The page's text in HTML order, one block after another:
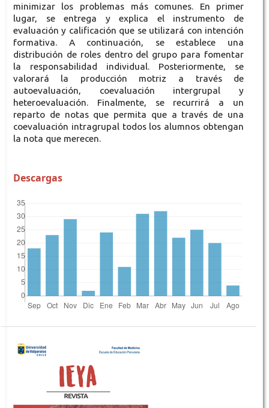
minimizar los problemas más comunes. En primer
lugar, se entrega y explica el instrumento de
evaluación y calificación que se utilizará con intención
formativa. A continuación, se establece una
distribución de roles dentro del grupo para fomentar
la responsabilidad individual. Posteriormente, se
valorará la producción motriz a través de
autoevaluación, coevaluación intergrupal y
heteroevaluación. Finalmente, se recurrirá a un
reparto de notas que permita que a través de una
coevaluación intragrupal todos los alumnos obtengan
la nota que merecen.
Descargas